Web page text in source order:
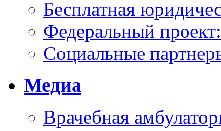
Бесплатная
Федеральный
Социальные
Медиа
Врачебная